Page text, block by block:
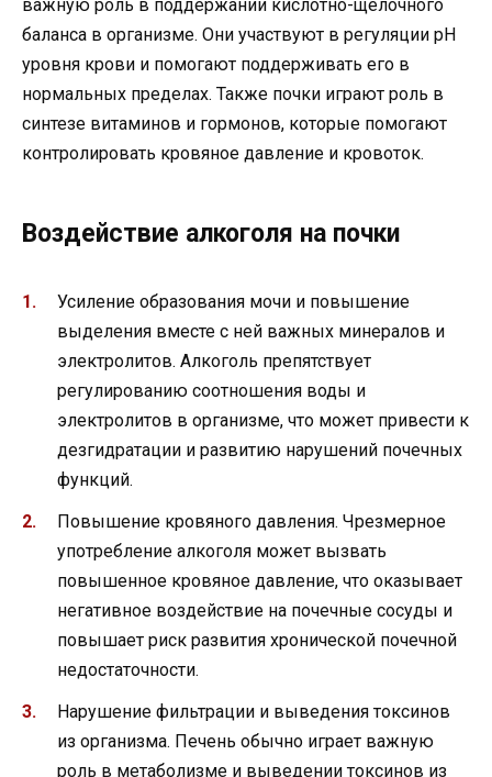
важную роль в поддержании кислотно-щелочного
баланса в организме. Они участвуют в регуляции pH
уровня крови и помогают поддерживать его в
нормальных пределах. Также почки играют роль в
синтезе витаминов и гормонов, которые помогают
контролировать кровяное давление и кровоток.
Воздействие алкоголя на почки
Усиление образования мочи и повышение
выделения вместе с ней важных минералов и
электролитов. Алкоголь препятствует
регулированию соотношения воды и
электролитов в организме, что может привести к
дезгидратации и развитию нарушений почечных
функций.
Повышение кровяного давления. Чрезмерное
употребление алкоголя может вызвать
повышенное кровяное давление, что оказывает
негативное воздействие на почечные сосуды и
повышает риск развития хронической почечной
недостаточности.
Нарушение фильтрации и выведения токсинов
из организма. Печень обычно играет важную
роль в метаболизме и выведении токсинов из